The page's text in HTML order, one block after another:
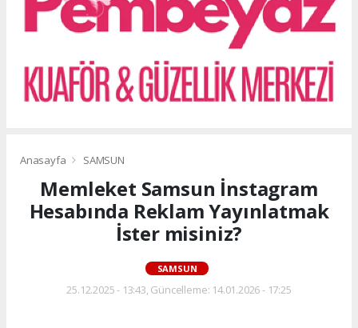
Anasayfa SAMSUN
Memleket Samsun İnstagram
Hesabında Reklam Yayınlatmak
İster misiniz?
SAMSUN
25.12.2025 - 13:43, Güncelleme: 14.01.2026 - 17:25